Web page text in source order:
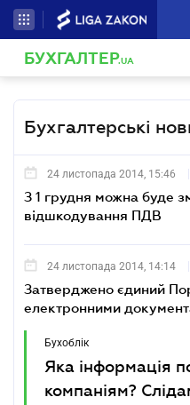
БУХГАЛТЕР.UA
Бухгалтерські
24 листопада 2014, 15:46
З 1 грудня можна буде
відшкодування ПДВ
24 листопада 2014, 14:14
Затверджено єдиний
електронними
Бухоблік
Яка інформація
компаніям?